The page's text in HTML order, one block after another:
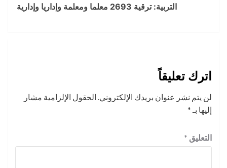
التربية: ترقية 2693 معلما ومعلمة وإداريا وإدارية
اترك تعليقاً
لن يتم نشر عنوان بريدك الإلكتروني. الحقول الإلزامية مشار
إليها بـ *
التعليق *